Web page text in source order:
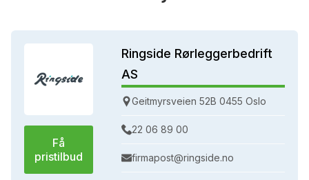
Få
pristilbud
Ringside Rørleggerbedrift
AS
Geitmyrsveien 52B 0455 Oslo
22 06 89 00
firmapost@ringside.no